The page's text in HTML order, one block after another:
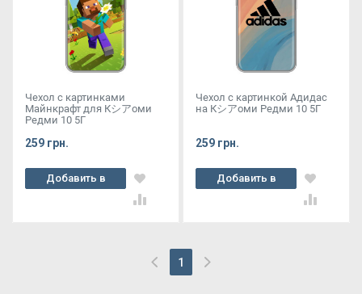
Чехол с картинками
Майнкрафт для Кシアоми
Редми 10 5Г
259 грн.
Добавить в
корзину
Чехол с картинкой Адидас
на Кシアоми Редми 10 5Г
259 грн.
Добавить в
корзину
1
(current)